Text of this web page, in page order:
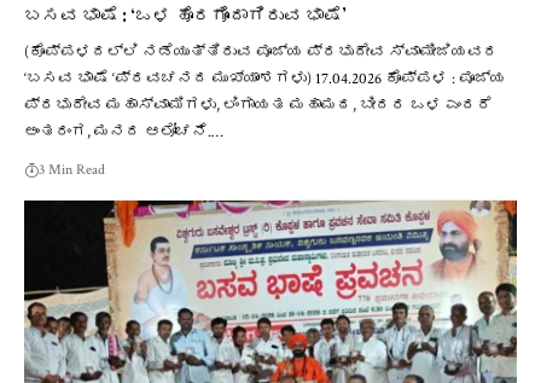
ಬಸವ ಭಾಷೆ : ‘ಒಳ ಹೊರಗೊಂದಾಗಿರುವ ಭಾಷೆ’
(ಕೊಪ್ಪಳದಲ್ಲಿ ನಡೆಯುತ್ತಿರುವ ಪೂಜ್ಯ ಪ್ರಭುದೇವ ಸ್ವಾಮೀಜಿಯವರ
‘ಬಸವ ಭಾಷೆ ‘ಪ್ರವಚನದ ಮುಖ್ಯಾಂಶಗಳು) 17.04.2026 ಕೊಪ್ಪಳ : ಪೂಜ್ಯ
ಪ್ರಭುದೇವ ಮಹಾಸ್ವಾಮಿಗಳು, ಲಿಂಗಾಯತ ಮಹಾಮಠ, ಬೀದರ ಒಳ ಎಂದರೆ
ಅಂತರಂಗ, ಮನದ ಆಲೋಚನೆ.…
3 Min Read